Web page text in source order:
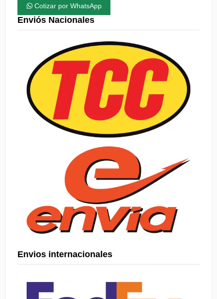
Cotizar por WhatsApp
Enviós Nacionales
Envios internacionales